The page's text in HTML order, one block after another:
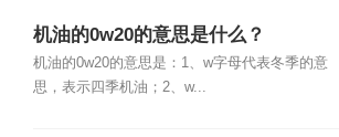
机油的0w20的意思是什么？
机油的0w20的意思是：1、w字母代表冬季的意
思，表示四季机油；2、w...